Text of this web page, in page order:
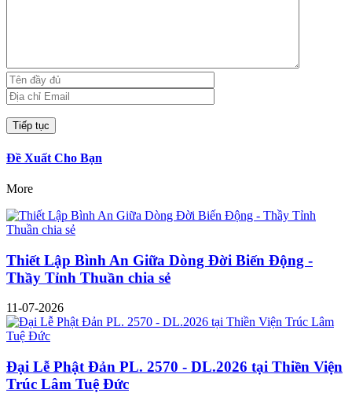
Đề Xuất Cho Bạn
More
Thiết Lập Bình An Giữa Dòng Đời Biến Động -
Thầy Tỉnh Thuần chia sẻ
11-07-2026
Đại Lễ Phật Đản PL. 2570 - DL.2026 tại Thiền Viện
Trúc Lâm Tuệ Đức